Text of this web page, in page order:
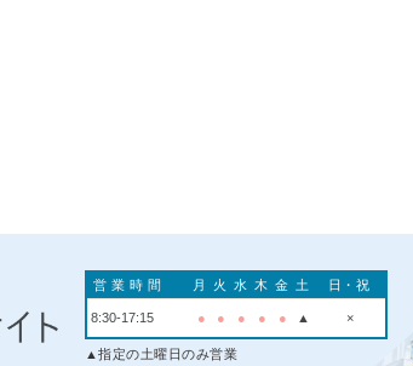
営業時間 月 火 水 木 金 土 日・祝
8:30-17:15 ● ● ● ● ● ▲ ×
▲指定の土曜日のみ営業